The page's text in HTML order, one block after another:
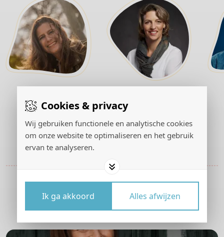
Cookies & privacy
Wij gebruiken functionele en analytische cookies
om onze website te optimaliseren en het gebruik
ervan te analyseren.
Ik ga akkoord Alles afwijzen
Wie zijn wij